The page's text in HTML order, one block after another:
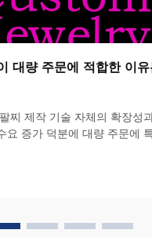
대량 주문에 적합한 이
찌 제작 기술 자체의 확장성
요 증가 덕분에 대량 주문에